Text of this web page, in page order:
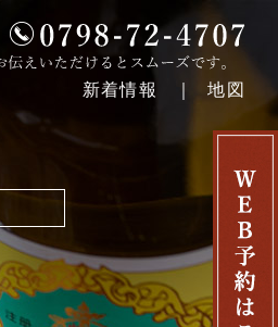
新着情報 地図